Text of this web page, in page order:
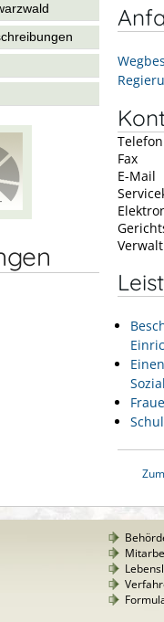
Telefon
Fax
E-Mail